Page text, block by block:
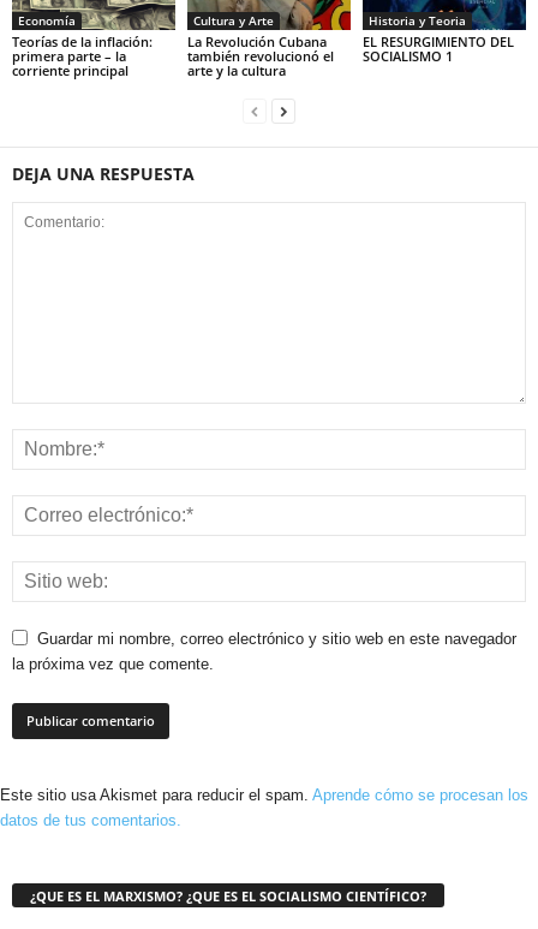
Economía
Teorías de la inflación:
primera parte – la
corriente principal
Cultura y Arte
La Revolución Cubana
también revolucionó el
arte y la cultura
Historia y Teoria
EL RESURGIMIENTO DEL
SOCIALISMO 1
DEJA UNA RESPUESTA
Guardar mi nombre, correo electrónico y sitio web en este navegador
la próxima vez que comente.
Este sitio usa Akismet para reducir el spam. Aprende cómo se procesan los
datos de tus comentarios.
¿QUE ES EL MARXISMO? ¿QUE ES EL SOCIALISMO CIENTÍFICO?